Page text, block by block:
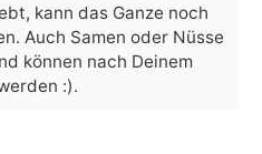
kann das Ganze noch
Auch Samen oder Nüsse
können nach Deinem
:).